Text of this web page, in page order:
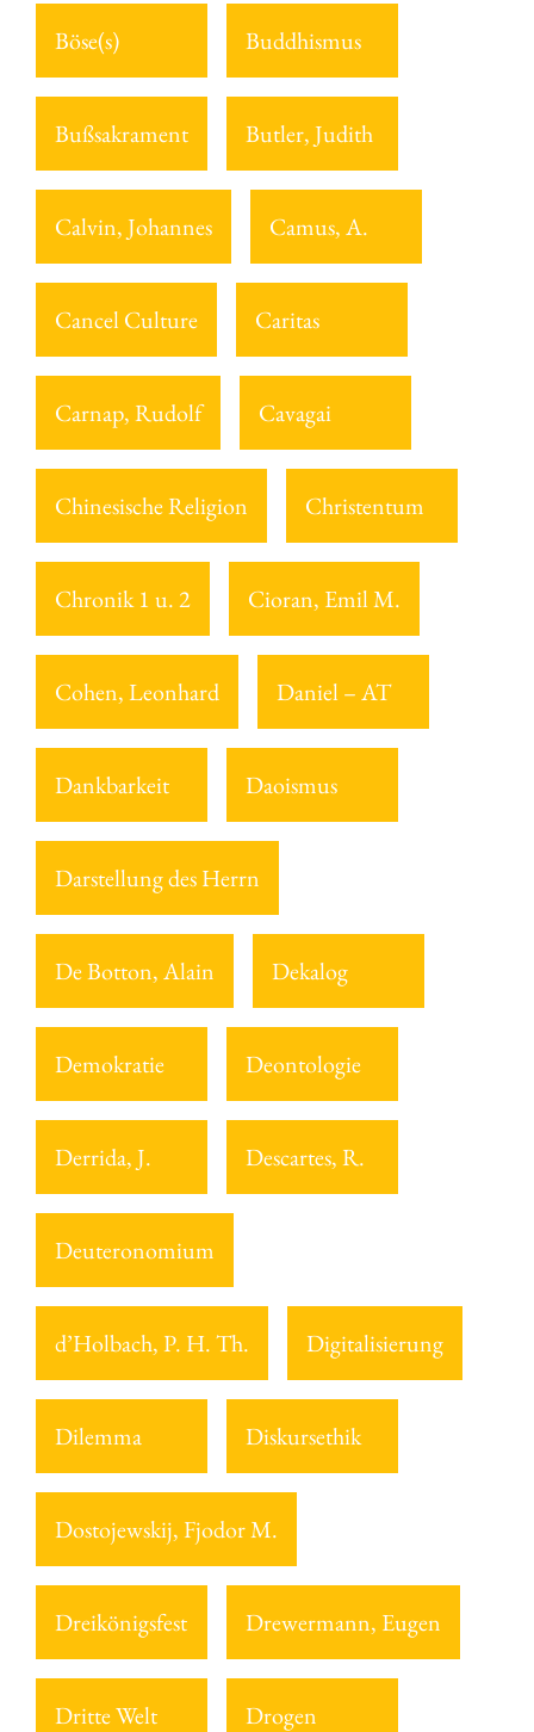
Böse(s) Buddhismus
Bußsakrament Butler, Judith
Calvin, Johannes Camus, A.
Cancel Culture Caritas
Carnap, Rudolf Cavagai
Chinesische Religion Christentum
Chronik 1 u. 2 Cioran, Emil M.
Cohen, Leonhard Daniel – AT
Dankbarkeit Daoismus
Darstellung des Herrn
De Botton, Alain Dekalog
Demokratie Deontologie
Derrida, J. Descartes, R.
Deuteronomium
d’Holbach, P. H. Th. Digitalisierung
Dilemma Diskursethik
Dostojewskij, Fjodor M.
Dreikönigsfest Drewermann, Eugen
Dritte Welt Drogen